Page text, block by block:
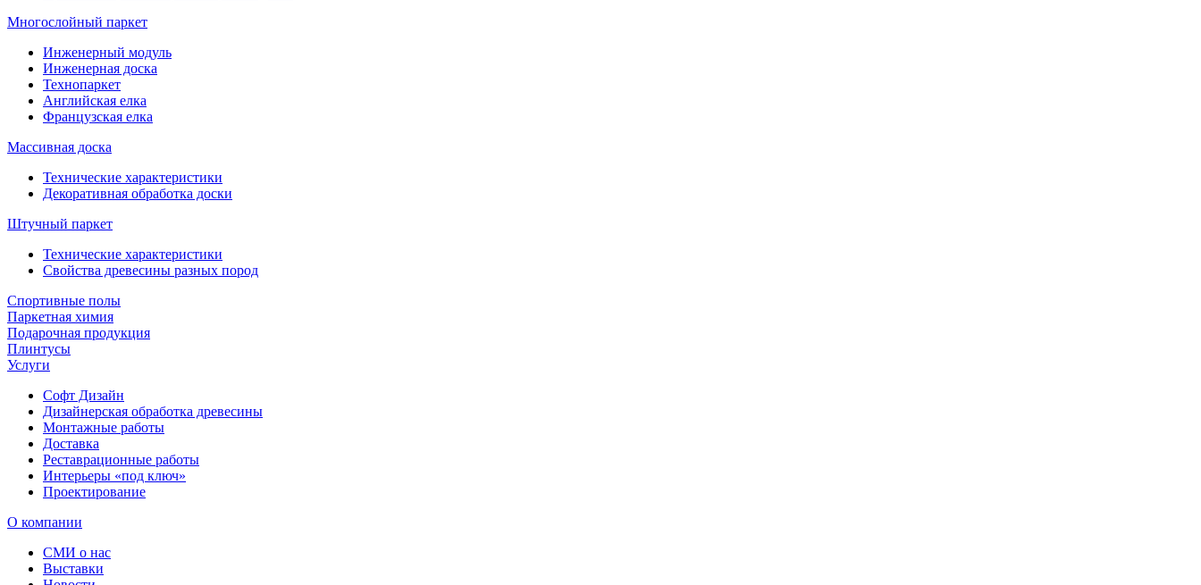
Многослойный паркет
Инженерный модуль
Инженерная доска
Технопаркет
Английская елка
Французская елка
Массивная доска
Технические характеристики
Декоративная обработка доски
Штучный паркет
Технические характеристики
Свойства древесины разных пород
Спортивные полы
Паркетная химия
Подарочная продукция
Плинтусы
Услуги
Софт Дизайн
Дизайнерская обработка древесины
Монтажные работы
Доставка
Реставрационные работы
Интерьеры «под ключ»
Проектирование
О компании
СМИ о нас
Выставки